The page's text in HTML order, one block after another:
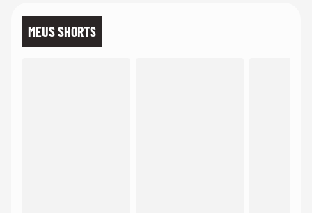
MEUS SHORTS